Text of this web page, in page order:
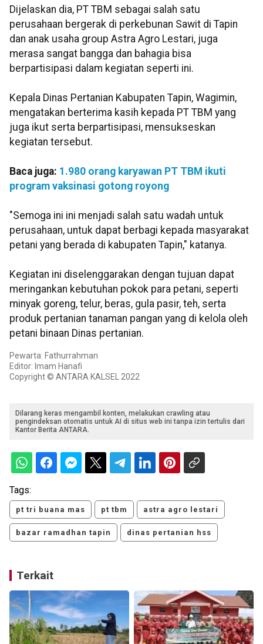
Dijelaskan dia, PT TBM sebagai salah satu
perusahaan bergerak di perkebunan Sawit di Tapin
dan anak usaha group Astra Agro Lestari, juga
merasa sangat bangga dan bahagia bisa
berpartisipasi dalam kegiatan seperti ini.
Kepala Dinas Pertanian Kabupaten Tapin, Wagimin,
mengatakan berterima kasih kepada PT TBM yang
juga ikut serta berpartisipasi, mensukseskan
kegiatan tersebut.
Baca juga: 1.980 orang karyawan PT TBM ikuti
program vaksinasi gotong royong
"Semoga ini ini menjadi salah satu wadah untuk
perusahaan, untuk dapat berbagi kepada masyarakat
petani yang berada di kabupaten Tapin," katanya.
Kegiatan ini diselenggarakan dengan tujuan dapat
meringankan kebutuhan pokok para petani, seperti
minyak goreng, telur, beras, gula pasir, teh, serta
produk pertanian tanaman pangan yang di kelola oleh
petani binaan Dinas pertanian.
Pewarta: Fathurrahman
Editor: Imam Hanafi
Copyright © ANTARA KALSEL 2022
Dilarang keras mengambil konten, melakukan crawling atau
pengindeksan otomatis untuk AI di situs web ini tanpa izin tertulis dari
Kantor Berita ANTARA.
Tags:
pt tri buana mas pt tbm astra agro lestari
bazar ramadhan tapin dinas pertanian hss
Terkait